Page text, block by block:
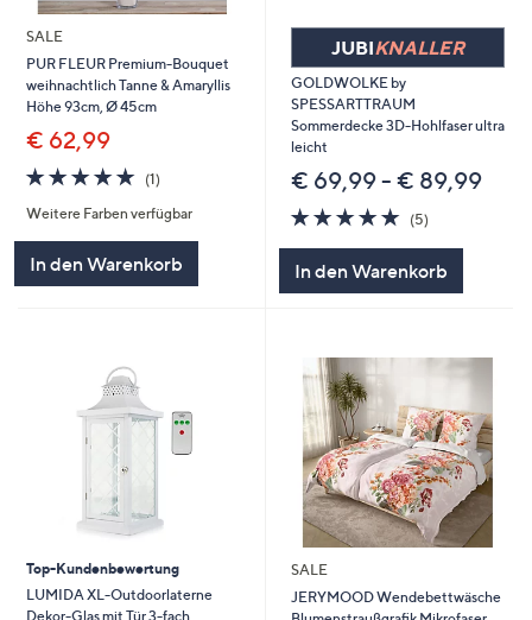
SALE
PUR FLEUR Premium-Bouquet
weihnachtlich Tanne & Amaryllis
Höhe 93cm, Ø 45cm
€ 62,99
5.0
von
5
(1)
Weitere Farben verfügbar
In den Warenkorb
JUBIKNALLER
GOLDWOLKE by
SPESSARTTRAUM
Sommerdecke 3D-Hohlfaser ultra
leicht
€ 69,99 - € 89,99
4.8
von
5
(5)
In den Warenkorb
Top-Kundenbewertung
LUMIDA XL-Outdoorlaterne
Dekor-Glas mit Tür 3-fach
SALE
JERYMOOD Wendebettwäsche